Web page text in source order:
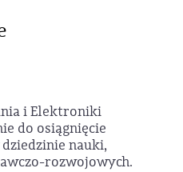
i Elektroniki
do osiągnięcie
nauki,
rozwojowych.